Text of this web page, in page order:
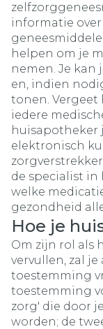
informatie
helpen om je
nemen. Je kan
en, indien
tonen. Vergeet
iedere
huisapotheker
elektronisch
de specialist in
welke
gezondheid
Hoe je
Om zijn rol als
vervullen, zal
toestemming
toestemming
zorg' die door
worden; de